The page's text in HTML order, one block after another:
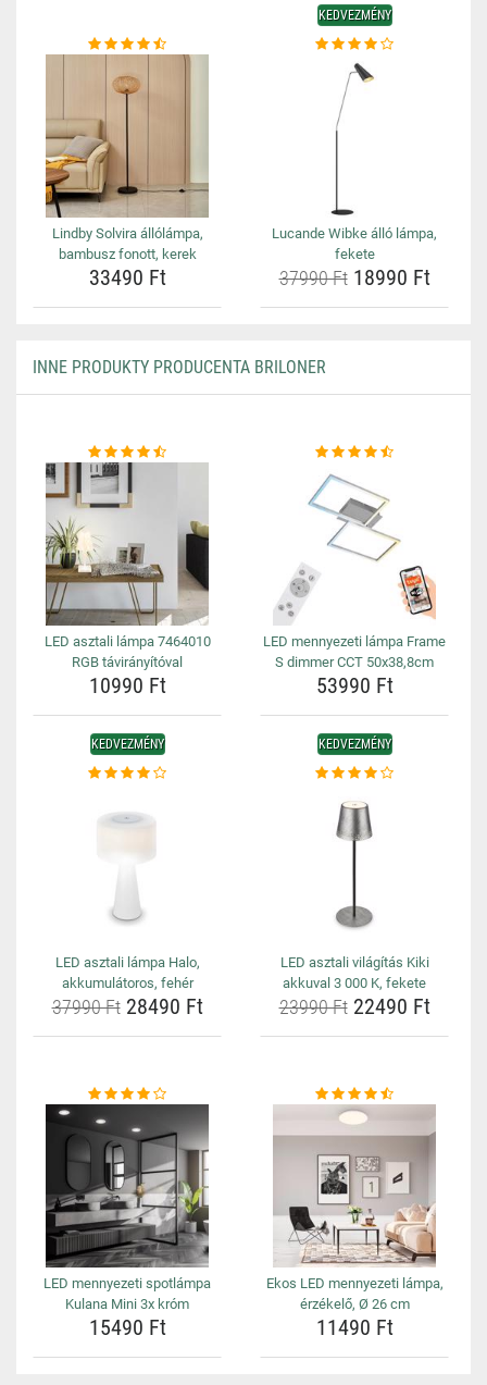
Lindby Solvira állólámpa,
bambusz fonott, kerek
33490 Ft
KEDVEZMÉNY
Lucande Wibke álló lámpa,
fekete
37990 Ft18990 Ft
INNE PRODUKTY PRODUCENTA BRILONER
LED asztali lámpa 7464010
RGB távirányítóval
10990 Ft
LED mennyezeti lámpa Frame
S dimmer CCT 50x38,8cm
53990 Ft
KEDVEZMÉNY
LED asztali lámpa Halo,
akkumulátoros, fehér
37990 Ft28490 Ft
KEDVEZMÉNY
LED asztali világítás Kiki
akkuval 3 000 K, fekete
23990 Ft22490 Ft
LED mennyezeti spotlámpa
Kulana Mini 3x króm
15490 Ft
Ekos LED mennyezeti lámpa,
érzékelő, Ø 26 cm
11490 Ft